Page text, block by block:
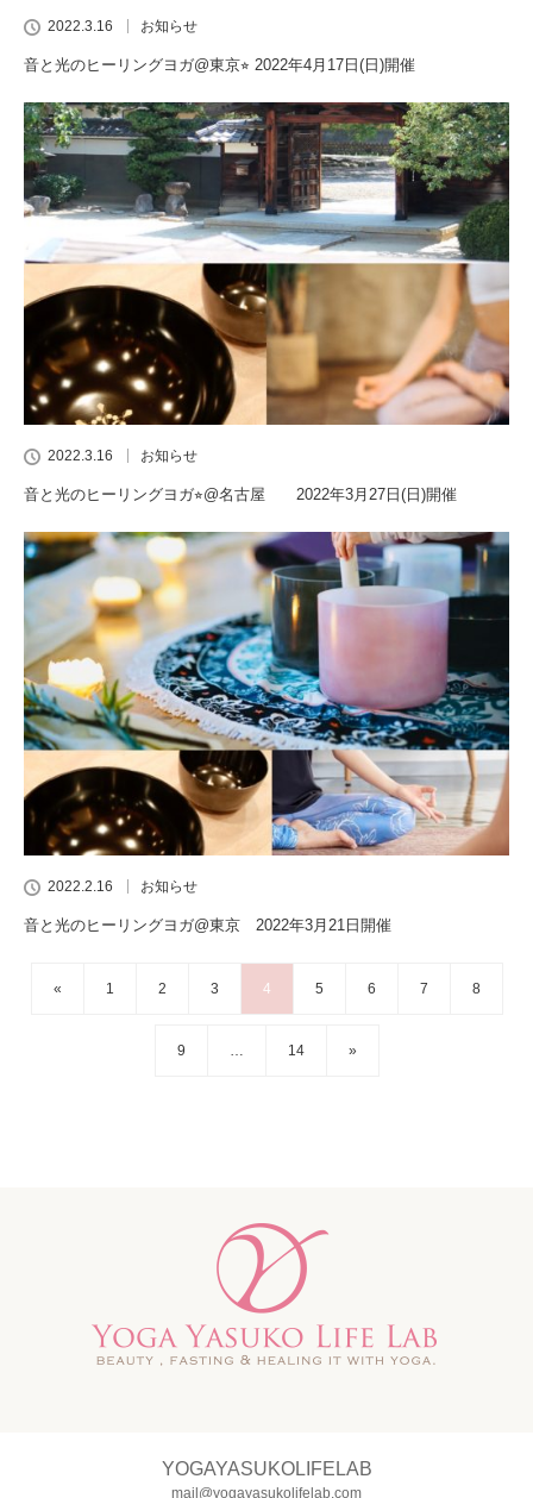
2022.3.16 お知らせ
音と光のヒーリングヨガ@東京⭐︎ 2022年4月17日(日)開催
2022.3.16 お知らせ
音と光のヒーリングヨガ⭐︎@名古屋 2022年3月27日(日)開催
2022.2.16 お知らせ
音と光のヒーリングヨガ@東京 2022年3月21日開催
« 1 2 3 4 5 6 7 8
9 … 14 »
YOGAYASUKOLIFELAB
mail@yogayasukolifelab.com